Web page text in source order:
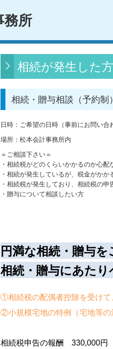
相続が発生した方
相続・贈与相談（予約制）
日時：ご希望の日時（事前にお問い合
場所：松本会計事務所内
＝ご相談下さい＝
・相続税がどのくらいかかるのか心配
・相続が発生しているが、税金がかか
・相続税が発生しており、相続税の
・贈与について相談したい方
円満な相続・贈与を
相続・贈与にあたり
①相続税の配偶者控除を受けて
②小規模宅地の特例（宅地等の
相続税申告の報酬 330,000円